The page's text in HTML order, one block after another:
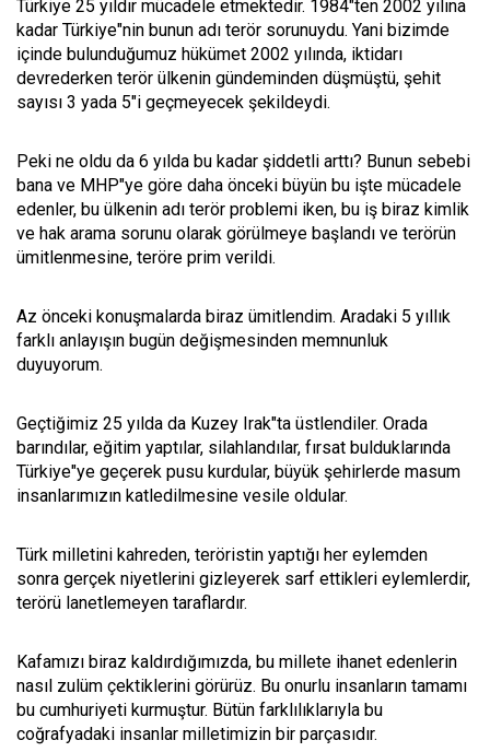
Türkiye 25 yıldır mücadele etmektedir. 1984"ten 2002 yılına
kadar Türkiye"nin bunun adı terör sorunuydu. Yani bizimde
içinde bulunduğumuz hükümet 2002 yılında, iktidarı
devrederken terör ülkenin gündeminden düşmüştü, şehit
sayısı 3 yada 5"i geçmeyecek şekildeydi.
Peki ne oldu da 6 yılda bu kadar şiddetli arttı? Bunun sebebi
bana ve MHP"ye göre daha önceki büyün bu işte mücadele
edenler, bu ülkenin adı terör problemi iken, bu iş biraz kimlik
ve hak arama sorunu olarak görülmeye başlandı ve terörün
ümitlenmesine, teröre prim verildi.
Az önceki konuşmalarda biraz ümitlendim. Aradaki 5 yıllık
farklı anlayışın bugün değişmesinden memnunluk
duyuyorum.
Geçtiğimiz 25 yılda da Kuzey Irak"ta üstlendiler. Orada
barındılar, eğitim yaptılar, silahlandılar, fırsat bulduklarında
Türkiye"ye geçerek pusu kurdular, büyük şehirlerde masum
insanlarımızın katledilmesine vesile oldular.
Türk milletini kahreden, teröristin yaptığı her eylemden
sonra gerçek niyetlerini gizleyerek sarf ettikleri eylemlerdir,
terörü lanetlemeyen taraflardır.
Kafamızı biraz kaldırdığımızda, bu millete ihanet edenlerin
nasıl zulüm çektiklerini görürüz. Bu onurlu insanların tamamı
bu cumhuriyeti kurmuştur. Bütün farklılıklarıyla bu
coğrafyadaki insanlar milletimizin bir parçasıdır.